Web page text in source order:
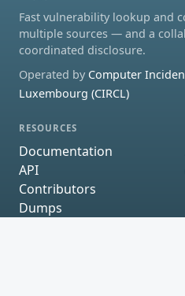
Fast vulnerability lookup and
multiple sources — and a
coordinated disclosure.
Operated by Computer
Luxembourg (CIRCL)
RESOURCES
Documentation
API
Contributors
Dumps